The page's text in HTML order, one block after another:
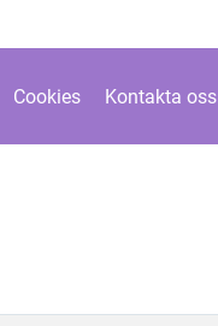
Cookies Kontakta oss